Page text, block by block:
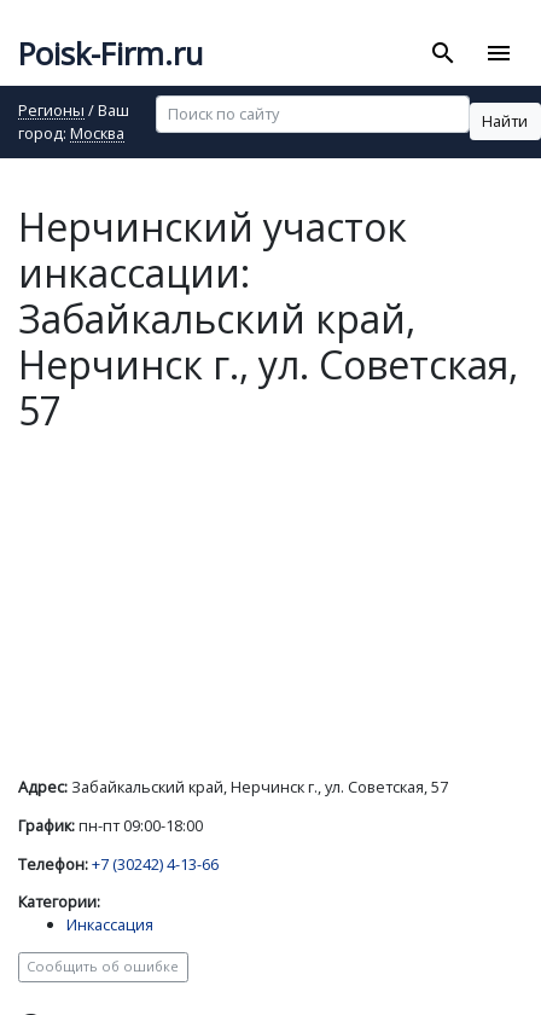
Poisk-Firm.ru search menu
Регионы / Ваш
город: Москва
Найти
Нерчинский участок
инкассации:
Забайкальский край,
Нерчинск г., ул. Советская,
57
Адрес: Забайкальский край, Нерчинск г., ул. Советская, 57
График:пн-пт 09:00-18:00
Телефон:+7 (30242) 4-13-66
Категории:
Инкассация
Сообщить об ошибке